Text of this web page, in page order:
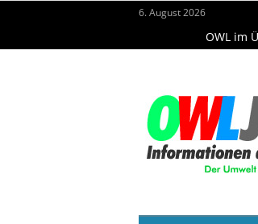
6. August 2026
OWL im